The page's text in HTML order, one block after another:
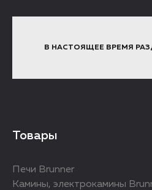
В НАСТОЯЩЕЕ ВРЕМЯ
Товары
Печи Brunner
Камины, электрокамины